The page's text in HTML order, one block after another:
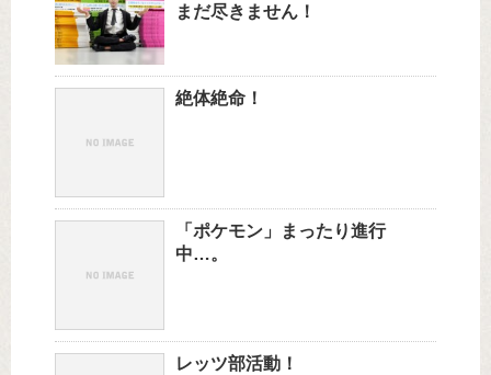
まだ尽きません！
絶体絶命！
「ポケモン」まったり進行
中…。
レッツ部活動！